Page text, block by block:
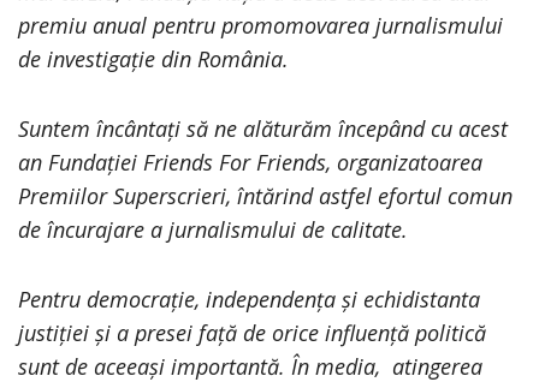
premiu anual pentru promomovarea jurnalismului
de investigație din România.
Suntem încântați să ne alăturăm începând cu acest
an Fundației Friends For Friends, organizatoarea
Premiilor Superscrieri, întărind astfel efortul comun
de încurajare a jurnalismului de calitate.
Pentru democrație, independența și echidistanta
justiției și a presei față de orice influență politică
sunt de aceeași importantă. În media, atingerea